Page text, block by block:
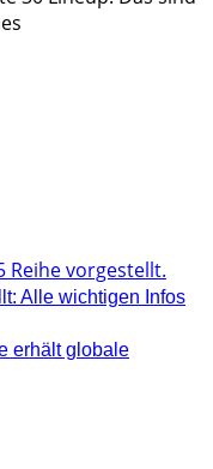
Alle wichtigen Infos
erhält globale